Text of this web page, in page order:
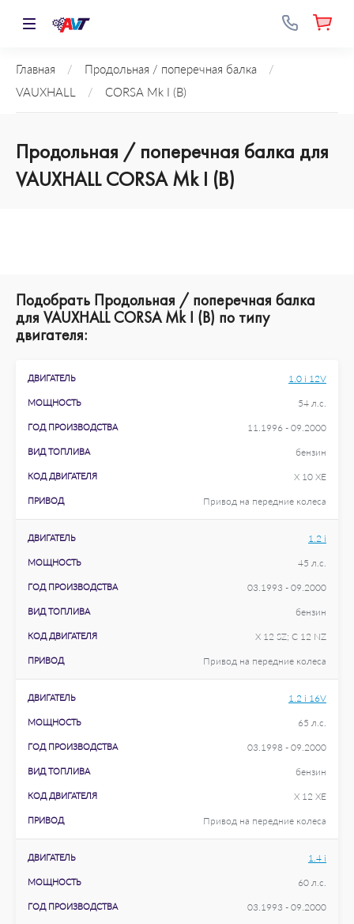
Главная / Продольная / поперечная балка
/
VAUXHALL
/ CORSA Mk I (B)
Продольная / поперечная балка для
VAUXHALL CORSA Mk I (B)
Подобрать Продольная / поперечная балка
для VAUXHALL CORSA Mk I (B) по типу
двигателя:
ДВИГАТЕЛЬ 1.0 i 12V
МОЩНОСТЬ 54 л.с.
ГОД ПРОИЗВОДСТВА 11.1996 - 09.2000
ВИД ТОПЛИВА бензин
КОД ДВИГАТЕЛЯ X 10 XE
ПРИВОД Привод на передние колеса
ДВИГАТЕЛЬ 1.2 i
МОЩНОСТЬ 45 л.с.
ГОД ПРОИЗВОДСТВА 03.1993 - 09.2000
ВИД ТОПЛИВА бензин
КОД ДВИГАТЕЛЯ X 12 SZ; C 12 NZ
ПРИВОД Привод на передние колеса
ДВИГАТЕЛЬ 1.2 i 16V
МОЩНОСТЬ 65 л.с.
ГОД ПРОИЗВОДСТВА 03.1998 - 09.2000
ВИД ТОПЛИВА бензин
КОД ДВИГАТЕЛЯ X 12 XE
ПРИВОД Привод на передние колеса
ДВИГАТЕЛЬ 1.4 i
МОЩНОСТЬ 60 л.с.
ГОД ПРОИЗВОДСТВА 03.1993 - 09.2000